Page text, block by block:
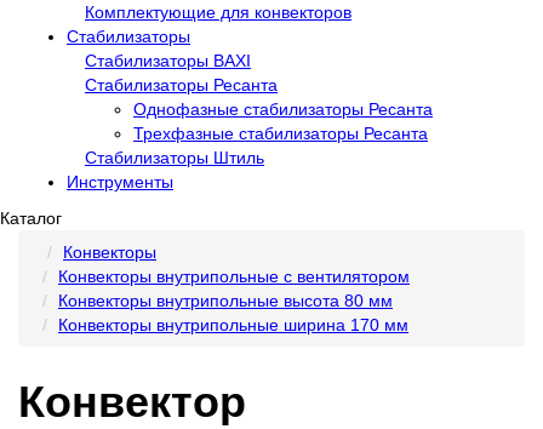
Комплектующие для конвекторов
Стабилизаторы
Стабилизаторы BAXI
Стабилизаторы Ресанта
Однофазные стабилизаторы Ресанта
Трехфазные стабилизаторы Ресанта
Стабилизаторы Штиль
Инструменты
Каталог
Конвекторы
Конвекторы внутрипольные с вентилятором
Конвекторы внутрипольные высота 80 мм
Конвекторы внутрипольные ширина 170 мм
Конвектор